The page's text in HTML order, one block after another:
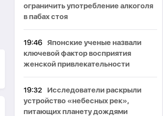
ограничить употребление алкоголя
в пабах стоя
19:46 Японские ученые назвали
ключевой фактор восприятия
женской привлекательности
19:32
Исследователи раскрыли
устройство «небесных рек»,
питающих планету дождями